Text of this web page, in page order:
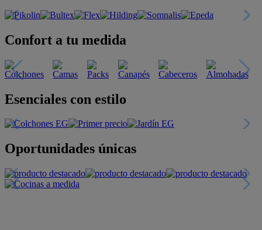
Confort a tu medida
Esenciales con estilo
Oportunidades únicas